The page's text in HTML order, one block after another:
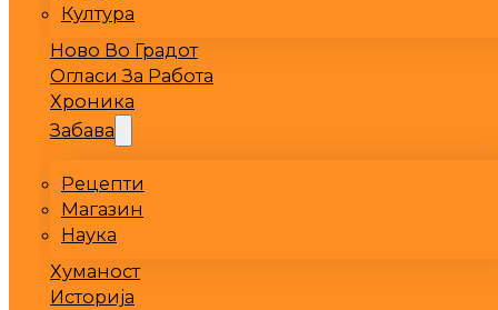
Култура
Ново Во Градот
Огласи За Работа
Хроника
Забава
Рецепти
Магазин
Наука
Хуманост
Историја